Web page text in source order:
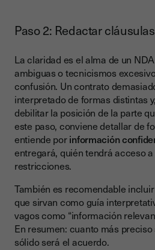
Paso 2: Redactar
La claridad es el alma de un
ambiguas o tecnicismos
confusión. Un contrato
interpretado de formas distintas
debilitar la posición de la parte
este paso, conviene detallar de
entiende porinformación
entregará, quién tendrá acceso
restricciones.
También es recomendable
que sirvan como guía
vagos como “información
En resumen: cuanto más
sólido será el acuerdo.